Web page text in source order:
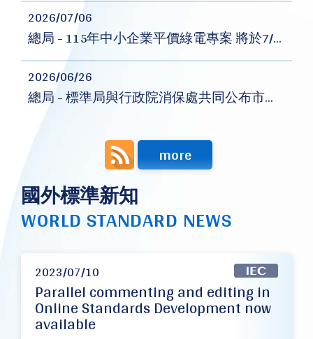
2026/07/06
總局 - 115年中小企業平價綠電專案 將於7/7起開放登記
2026/06/26
總局 - 標準局與行政院消保處共同公布市售「金、銀紙」及「香品」商品檢測結果
more
國外標準新知
WORLD STANDARD NEWS
2023/07/10
Parallel commenting and editing in
Online Standards Development now
available